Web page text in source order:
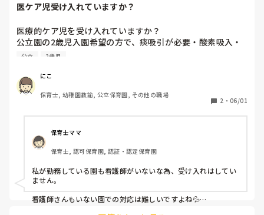
れからいきます」と言いました。所長の言い方がイライラし
スに行かないの？と思われていたと思います。2歳児クラス
は在籍4人なので、休憩も程々で疲れないし大丈夫と担任は
いつも言っていますが、1人担任だし、私がいる時はしっか
私なりに考えて動いているのに、所長や次長はそんなこと考
えてすらいないでしょうし、かといってそれを話したところ
でまともに取り合ってくれないと思うと他の先生方にも言わ
医ケア児受け入れていますか？
医療的ケア児を受け入れていますか？
公立園の2歳児入園希望の方で、痰吸引が必要・酸素吸入・
中期食・手術後の為戸外遊びは禁止の子が来ました。「集団
と思ってしまいました。
管なんて、他のお子さんから引っ張られたりつまづいたりし
そうでこわすぎるし、うちに看護師はいないので痰吸引なん
て…。
申し訳ないけど、お断りさせてもらった。
なんで児童発達支援センターに行かないんだろう。行けない
理由があるのかな。
公立 2歳児
にこ
保育士, 幼稚園教諭, 公立保育園, その他の職場
2 ・ 06/01
保育士ママ
保育士, 認可保育園, 認証・認定保育園
私が勤務している園も看護師がいないな為、受け入れはしてい
ません。
看護師さんもいない園での対応は難しいですよね💦